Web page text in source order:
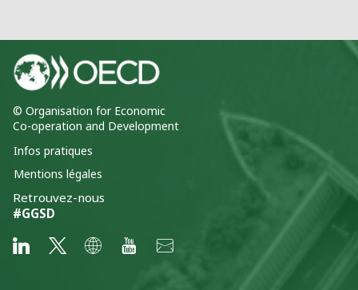
© Organisation for Economic
Co-operation and Development
Infos pratiques
Mentions légales
Retrouvez-nous
#GGSD